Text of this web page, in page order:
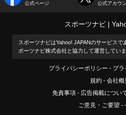
公式ページ
公式アカウ
スポーツナビ
スポーツナビはYahoo! JAPANのサービスで
ポーツナビ株式会社と協力して運営していま
プライバシーポリシー
プラ
規約
会社概
免責事項
広告掲載につい
ご意見・ご要望